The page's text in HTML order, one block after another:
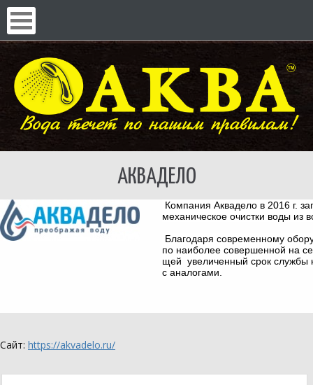
АКВАДЕЛО
Компания Аквадело в 2016 г.
механическое очистки воды из
Благодаря современному
по наиболее совершенной на
щей увеличенный срок службы
с аналогами.
Сайт: https://akvadelo.ru/